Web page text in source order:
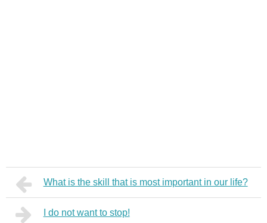
What is the skill that is most important in our life?
I do not want to stop!